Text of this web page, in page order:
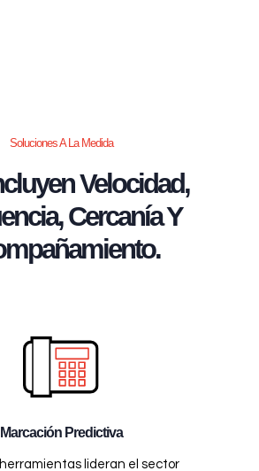
Soluciones A La Medida
Velocidad,
Cercanía Y
Marcación Predictiva
lideran el sector